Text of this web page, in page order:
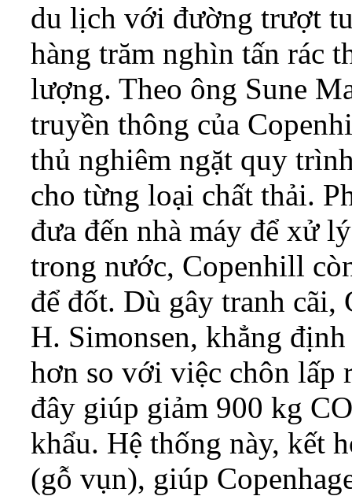
du lịch với đường trượt
hàng trăm nghìn tấn rác
lượng. Theo ông Sune
truyền thông của
thủ nghiêm ngặt quy
cho từng loại chất thải.
đưa đến nhà máy để xử
trong nước, Copenhill
để đốt. Dù gây tranh cãi,
H. Simonsen, khẳng
hơn so với việc chôn lấp
đây giúp giảm 900 kg
khẩu. Hệ thống này, kết
(gỗ vụn), giúp